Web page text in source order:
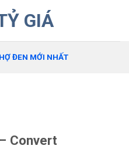
GIÁ
ĐEN MỚI NHẤT
Convert